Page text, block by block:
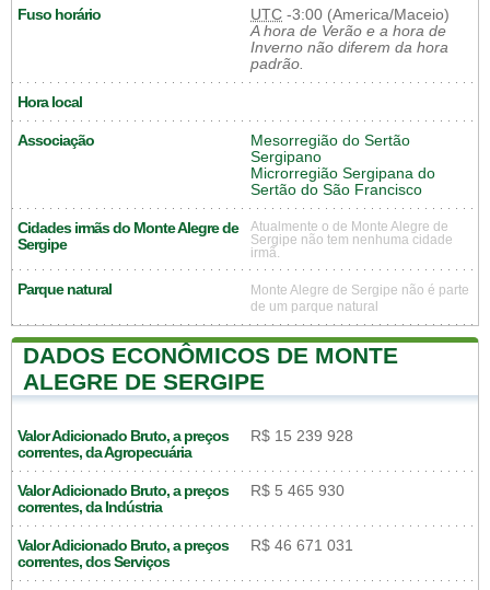
Fuso horário UTC -3:00 (America/Maceio)
A hora de Verão e a hora de
Inverno não diferem da hora
padrão.
Hora local
Associação
Mesorregião do Sertão
Sergipano
Microrregião Sergipana do
Sertão do São Francisco
Cidades irmãs do Monte Alegre de
Sergipe
Atualmente o de Monte Alegre de
Sergipe não tem nenhuma cidade
irmã.
Parque natural
Monte Alegre de Sergipe não é parte
de um parque natural
DADOS ECONÔMICOS DE MONTE
ALEGRE DE SERGIPE
Valor Adicionado Bruto, a preços
correntes, da Agropecuária
R$ 15 239 928
Valor Adicionado Bruto, a preços
correntes, da Indústria
R$ 5 465 930
Valor Adicionado Bruto, a preços
correntes, dos Serviços
R$ 46 671 031